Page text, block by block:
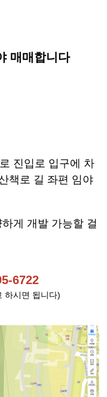
매매합니다
진입로 입구에 차
책로 길 좌편 임야
게 개발 가능할 걸
6722
하시면 됩니다)